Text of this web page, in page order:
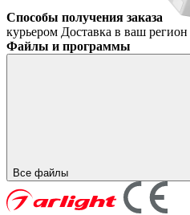
Способы получения заказа
курьером Доставка в ваш регион
Файлы и программы
Все файлы